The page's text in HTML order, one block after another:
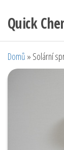
obsah
Quick
Domů » Solární